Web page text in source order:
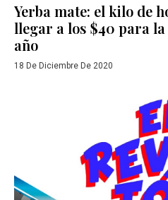
Yerba mate: el kilo de
llegar a los $40 para
año
18 De Diciembre De 2020